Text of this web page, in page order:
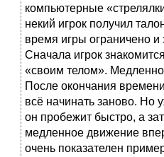
компьютерные
некий игрок получил
время игры ограничено и
Сначала игрок
«своим телом».
После окончания
всё начинать заново. Но
он пробежит быстро, а
медленное движение
очень показателен